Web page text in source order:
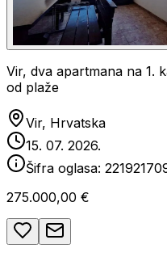
Vir, dva apartmana na 1.
od plaže
Vir, Hrvatska
15. 07. 2026.
Šifra oglasa:
275.000,00 €